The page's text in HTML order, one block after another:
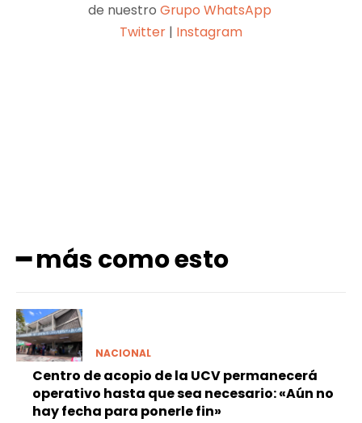
de nuestro Grupo WhatsApp
Twitter | Instagram
━ más como esto
NACIONAL
Centro de acopio de la UCV permanecerá
operativo hasta que sea necesario: «Aún no
hay fecha para ponerle fin»